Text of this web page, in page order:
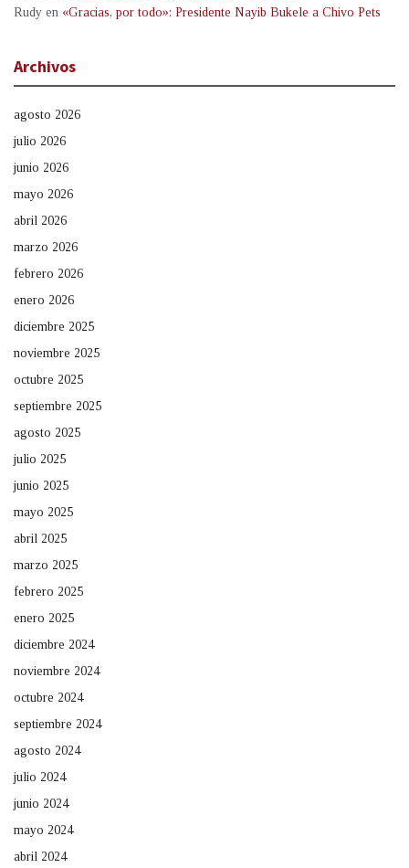
Rudy en «Gracias, por todo»: Presidente Nayib Bukele a Chivo Pets
Archivos
agosto 2026
julio 2026
junio 2026
mayo 2026
abril 2026
marzo 2026
febrero 2026
enero 2026
diciembre 2025
noviembre 2025
octubre 2025
septiembre 2025
agosto 2025
julio 2025
junio 2025
mayo 2025
abril 2025
marzo 2025
febrero 2025
enero 2025
diciembre 2024
noviembre 2024
octubre 2024
septiembre 2024
agosto 2024
julio 2024
junio 2024
mayo 2024
abril 2024